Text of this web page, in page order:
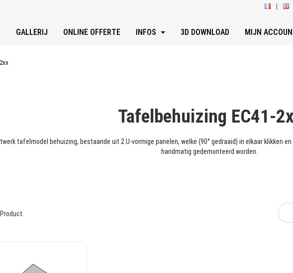
GALLERIJ ONLINE OFFERTE INFOS 3D DOWNLOAD MIJN
Tafelbehuizing EC41-
tafelmodel behuizing, bestaande uit 2 U-vormige panelen, welke (90° gedraaid) in elkaar klikken
handmatig gedemonteerd worden.